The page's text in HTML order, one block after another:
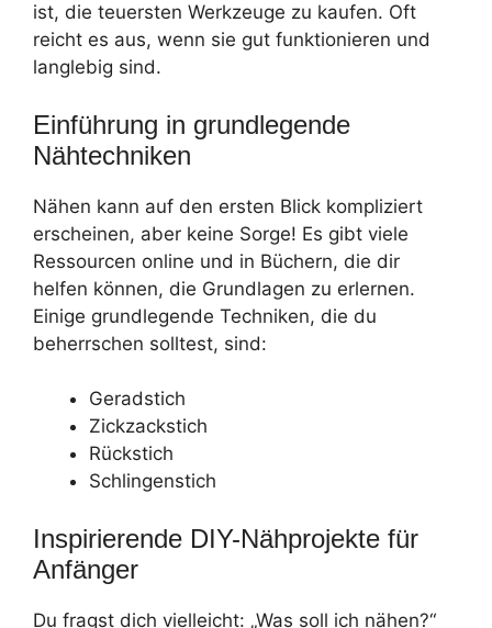
ist, die teuersten Werkzeuge zu kaufen. Oft
reicht es aus, wenn sie gut funktionieren und
langlebig sind.
Einführung in grundlegende
Nähtechniken
Nähen kann auf den ersten Blick kompliziert
erscheinen, aber keine Sorge! Es gibt viele
Ressourcen online und in Büchern, die dir
helfen können, die Grundlagen zu erlernen.
Einige grundlegende Techniken, die du
beherrschen solltest, sind:
Geradstich
Zickzackstich
Rückstich
Schlingenstich
Inspirierende DIY-Nähprojekte für
Anfänger
Du fragst dich vielleicht: „Was soll ich nähen?“